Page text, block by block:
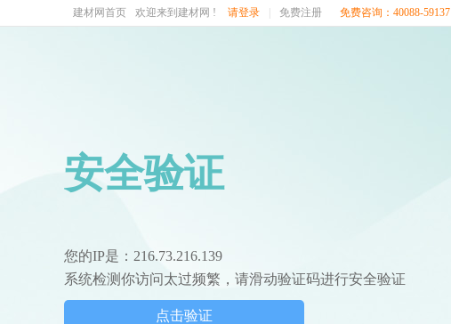
建材网首页 欢迎来到建材网 ! 请登录 免费注册 免费咨询：40088-59137
安全验证
您的IP是：216.73.216.139
系统检测你访问太过频繁，请滑动验证码进行安全验证
点击验证